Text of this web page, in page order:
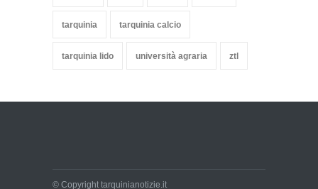
tarquinia tarquinia calcio
tarquinia lido università agraria ztl
© Copyright tarquinianotizie.it